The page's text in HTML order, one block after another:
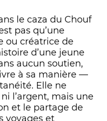
le caza du Chouf
pas qu’une
ou créatrice de
d’une jeune
aucun soutien,
à sa manière —
Elle ne
l’argent, mais une
et le partage de
voyages et